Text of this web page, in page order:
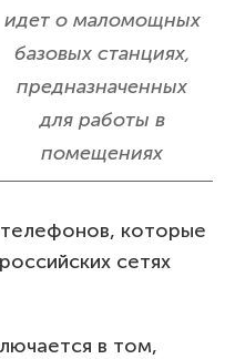
идет о маломощных
базовых станциях,
предназначенных
для работы в
помещениях
которые
сетях
в том,